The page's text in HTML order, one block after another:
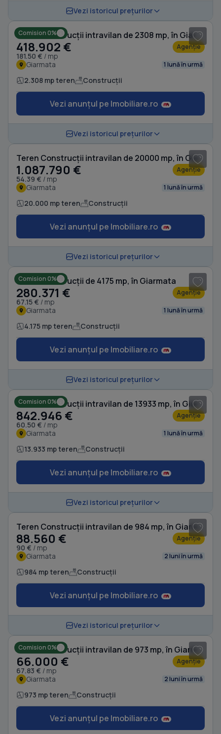
Vezi istoricul prețurilor
Comision 0% Teren Construcții intravilan de 2308 mp, în Giarmata
418.902 €
181.50 € / mp
Agenție
Giarmata 1 lună în urmă
2.308 mp teren Construcții
Vezi anunțul pe Imobiliare.ro
Vezi istoricul prețurilor
Teren Construcții intravilan de 20000 mp, în Giarmata
1.087.790 €
54.39 € / mp
Agenție
Giarmata 1 lună în urmă
20.000 mp teren Construcții
Vezi anunțul pe Imobiliare.ro
Vezi istoricul prețurilor
Comision 0%
Teren Construcții de 4175 mp, în Giarmata
280.371 €
67.15 € / mp
Agenție
Giarmata 1 lună în urmă
4.175 mp teren Construcții
Vezi anunțul pe Imobiliare.ro
Vezi istoricul prețurilor
Comision 0% Teren Construcții intravilan de 13933 mp, în Giarmata
842.946 €
60.50 € / mp
Agenție
Giarmata 1 lună în urmă
13.933 mp teren Construcții
Vezi anunțul pe Imobiliare.ro
Vezi istoricul prețurilor
Teren Construcții intravilan de 984 mp, în Giarmata
88.560 €
90 € / mp
Agenție
Giarmata 2 luni în urmă
984 mp teren Construcții
Vezi anunțul pe Imobiliare.ro
Vezi istoricul prețurilor
Comision 0% Teren Construcții intravilan de 973 mp, în Giarmata
66.000 €
67.83 € / mp
Agenție
Giarmata 2 luni în urmă
973 mp teren Construcții
Vezi anunțul pe Imobiliare.ro